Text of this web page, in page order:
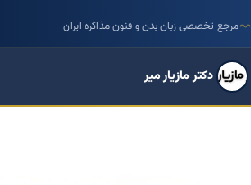
مرجع تخصصی زبان بدن و فنون مذاکره ایران
دکتر مازیار میر